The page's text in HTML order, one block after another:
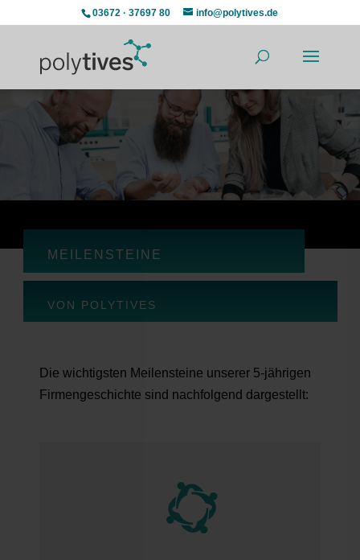
03672 · 37697 80 info@polytives.de
MEILENSTEINE
VON POLYTIVES
Die wichtigsten Meilensteine unserer 5-jährigen
Firmengeschichte sind nachfolgend dargestellt:
